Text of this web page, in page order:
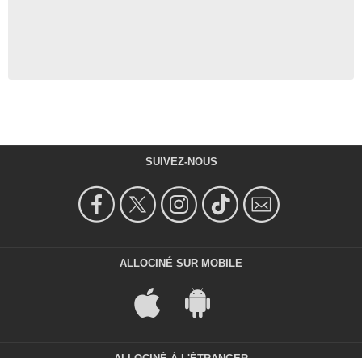
SUIVEZ-NOUS
ALLOCINÉ SUR MOBILE